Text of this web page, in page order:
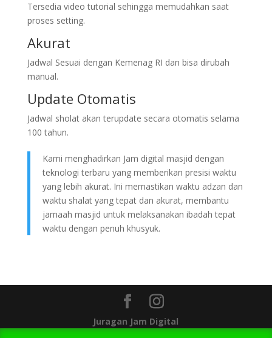
Tersedia video tutorial sehingga memudahkan saat
proses setting.
Akurat
Jadwal Sesuai dengan Kemenag RI dan bisa dirubah
manual.
Update Otomatis
Jadwal sholat akan terupdate secara otomatis selama
100 tahun.
Kami menghadirkan Jam digital masjid dengan
teknologi terbaru yang memberikan presisi waktu
yang lebih akurat. Ini memastikan waktu adzan dan
waktu shalat yang tepat dan akurat, membantu
jamaah masjid untuk melaksanakan ibadah tepat
waktu dengan penuh khusyuk.
Juragan Jam Digital